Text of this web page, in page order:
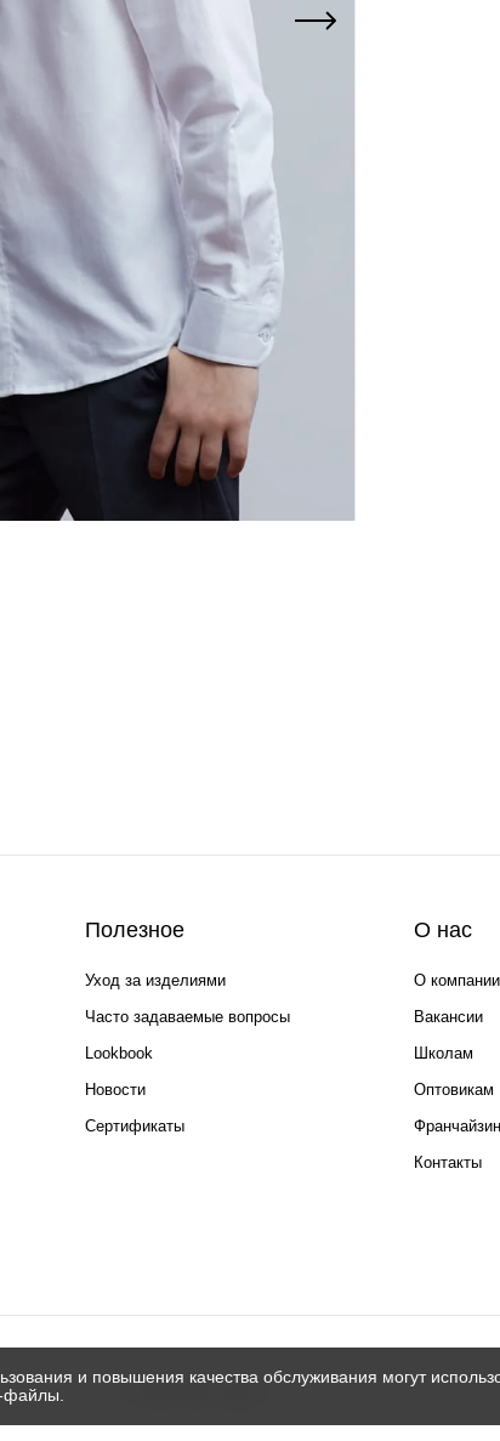
Полезное
Уход за изделиями
Часто задаваемые вопросы
Lookbook
Новости
Сертификаты
О нас
О компании
Вакансии
Школам
Оптовикам
Контакты
и повышения качества обслуживания могут
файлы.